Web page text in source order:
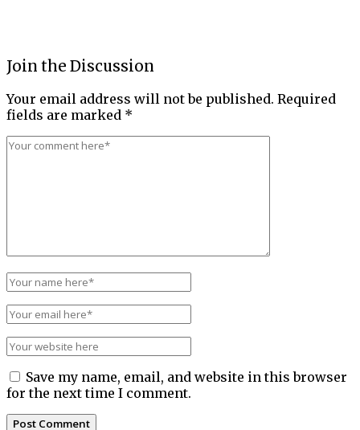
Join the Discussion
Your email address will not be published. Required
fields are marked *
Save my name, email, and website in this browser
for the next time I comment.